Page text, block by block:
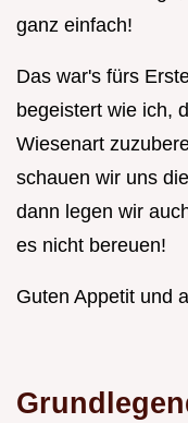
ganz einfach!
Das war's fürs
begeistert wie ich,
Wiesenart
schauen wir uns
dann legen wir
es nicht bereuen!
Guten Appetit und